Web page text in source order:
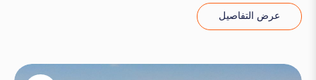
عرض التفاصيل